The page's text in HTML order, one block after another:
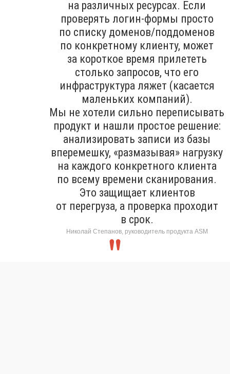
на различных ресурсах. Если
проверять логин-формы просто
по списку доменов/поддоменов
по конкретному клиенту, может
за короткое время прилететь
столько запросов, что его
инфраструктура ляжет (касается
маленьких компаний).
Мы не хотели сильно переписывать
продукт и нашли простое решение:
анализировать записи из базы
вперемешку, «размазывая» нагрузку
на каждого конкретного клиента
по всему времени сканирования.
Это защищает клиентов
от перегруза, а проверка проходит
в срок.
Николай Степанов, руководитель продукта ASM